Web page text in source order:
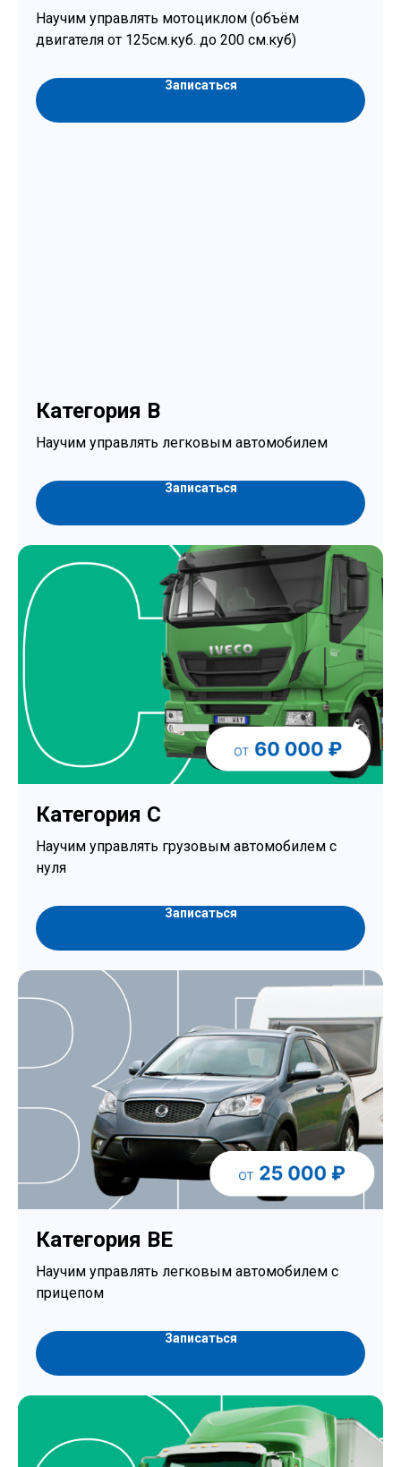
Научим управлять мотоциклом (объём
двигателя от 125см.куб. до 200 см.куб)
Записаться
Категория B
Научим управлять легковым автомобилем
Записаться
Категория С
Научим управлять грузовым автомобилем с
нуля
Записаться
Категория BE
Научим управлять легковым автомобилем с
прицепом
Записаться